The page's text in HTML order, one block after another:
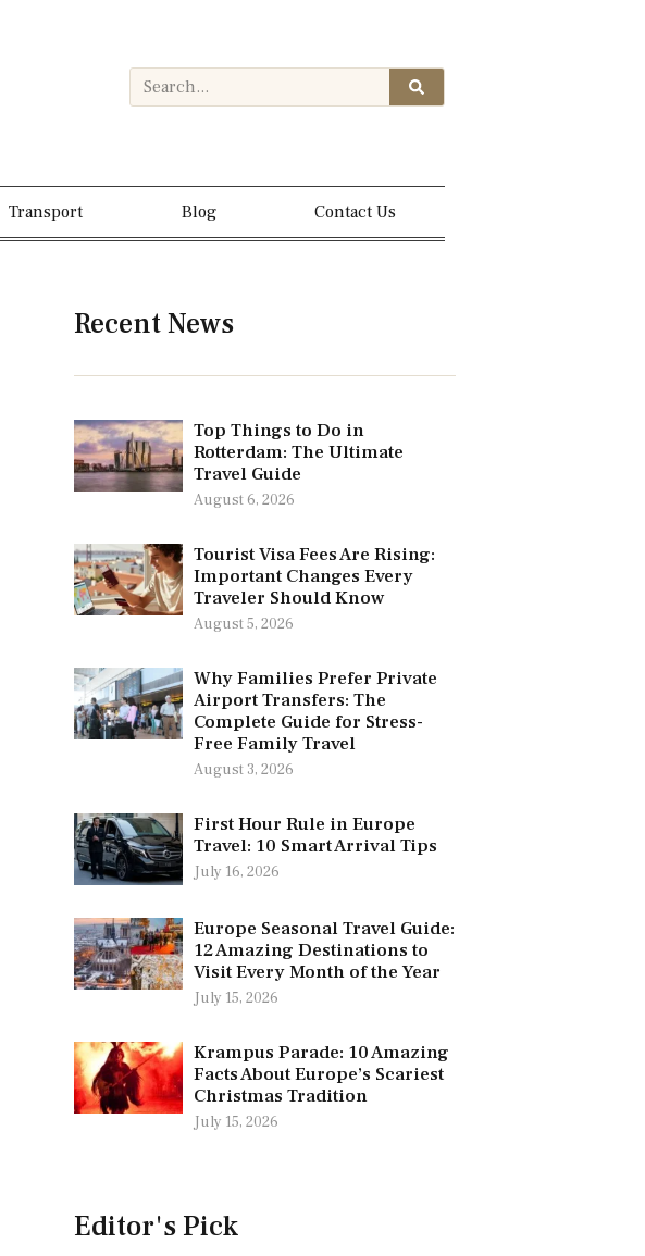
Transport Blog Contact Us
Recent News
Top Things to Do in
Rotterdam: The Ultimate
Travel Guide
August 6, 2026
Tourist Visa Fees Are Rising:
Important Changes Every
Traveler Should Know
August 5, 2026
Why Families Prefer Private
Airport Transfers: The
Complete Guide for Stress-
Free Family Travel
August 3, 2026
First Hour Rule in Europe
Travel: 10 Smart Arrival Tips
July 16, 2026
Europe Seasonal Travel Guide:
12 Amazing Destinations to
Visit Every Month of the Year
July 15, 2026
Krampus Parade: 10 Amazing
Facts About Europe’s Scariest
Christmas Tradition
July 15, 2026
Editor's Pick